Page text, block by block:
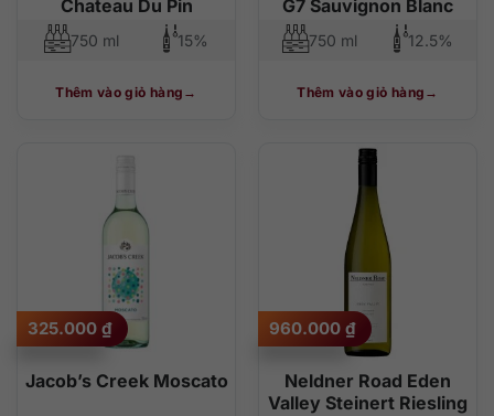
Chateau Du Pin
750 ml 15%
Thêm vào giỏ hàng
G7 Sauvignon Blanc
750 ml 12.5%
Thêm vào giỏ hàng
Jacob’s Creek Moscato
325.000 ₫
Neldner Road Eden
Valley Steinert Riesling
960.000 ₫